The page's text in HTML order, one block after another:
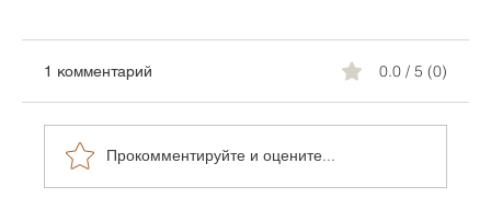
1 комментарий 0.0 / 5 (0)
Прокомментируйте и оцените...